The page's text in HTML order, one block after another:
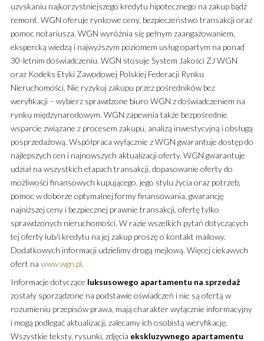
uzyskaniu najkorzystniejszego kredytu hipotecznego na zakup bądź
remont. WGN oferuje rynkowe ceny, bezpieczeństwo transakcji oraz
pomoc notariusza. WGN wyróżnia się pełnym zaangażowaniem,
ekspercką wiedzą i najwyższym poziomem usług opartym na ponad
30-letnim doświadczeniu. WGN stosuje System Jakości ZJ WGN
oraz Kodeks Etyki Zawodowej Polskiej Federacji Rynku
Nieruchomości. Nie ryzykuj zakupu przez pośredników bez
weryfikacji – wybierz sprawdzone biuro WGN z doświadczeniem na
rynku międzynarodowym. WGN zapewnia także bezpośrednie
wsparcie związane z procesem zakupu, analizą inwestycyjną i obsługą
posprzedażową. Współpraca wyłącznie z WGN gwarantuje dostęp do
najlepszych cen i najnowszych aktualizacji oferty. WGN gwarantuje
udział na wszystkich etapach transakcji, dopasowanie oferty do
możliwości finansowych kupującego, jego stylu życia oraz potrzeb,
pomoc w doborze optymalnej formy finansowania, gwarancję
najniższej ceny i bezpiecznej prawnie transakcji, ofertę tylko
sprawdzonych nieruchomości. W razie wszelkich pytań dotyczących
tej oferty lub/i kredytu na jej zakup proszę o kontakt mailowy.
Dodatkowych informacji udzielimy drogą mejlową. Więcej ciekawych
ofert na www.wgn.pl.
Informacje dotyczące luksusowego apartamentu na sprzedaż
zostały sporządzone na podstawie oświadczeń i nie są ofertą w
rozumieniu przepisów prawa, mają charakter wyłącznie informacyjny
i mogą podlegać aktualizacji, zalecamy ich osobistą weryfikację.
Wszystkie teksty, rysunki, zdjęcia ekskluzywnego apartamentu